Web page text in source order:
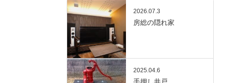
2026.07.3
房総の隠れ家
2025.04.6
手押し井戸